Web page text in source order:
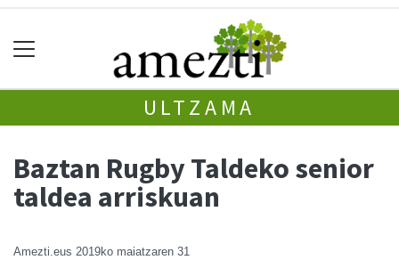
ULTZAMA
Baztan Rugby Taldeko senior
taldea arriskuan
Amezti.eus 2019ko maiatzaren 31